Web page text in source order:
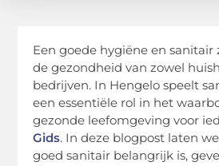
Een goede hygiëne en sanitair
de gezondheid van zowel
bedrijven. In Hengelo speelt
een essentiële rol in het
gezonde leefomgeving voor
Gids. In deze blogpost laten
goed sanitair belangrijk is,